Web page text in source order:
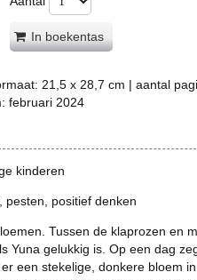
In boekentas
21,5 x 28,7 cm | aantal
februari 2024
kinderen
pesten, positief denken
Tussen de klaprozen en
Yuna gelukkig is. Op een dag
een stekelige, donkere bloem